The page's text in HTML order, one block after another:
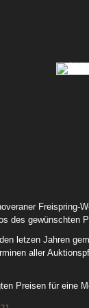
82
Freispring-
des gewünschten
letzen Jahren
aller
Preisen für eine